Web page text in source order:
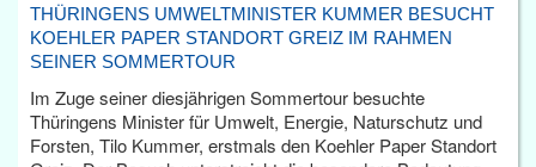
THÜRINGENS UMWELTMINISTER KUMMER BESUCHT
KOEHLER PAPER STANDORT GREIZ IM RAHMEN
SEINER SOMMERTOUR
Im Zuge seiner diesjährigen Sommertour besuchte
Thüringens Minister für Umwelt, Energie, Naturschutz und
Forsten, Tilo Kummer, erstmals den Koehler Paper Standort